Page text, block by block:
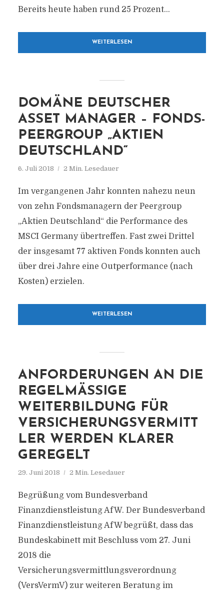
Bereits heute haben rund 25 Prozent...
WEITERLESEN
DOMÄNE DEUTSCHER
ASSET MANAGER – FONDS-
PEERGROUP „AKTIEN
DEUTSCHLAND“
6. Juli 2018 2 Min. Lesedauer
Im vergangenen Jahr konnten nahezu neun
von zehn Fondsmanagern der Peergroup
„Aktien Deutschland“ die Performance des
MSCI Germany übertreffen. Fast zwei Drittel
der insgesamt 77 aktiven Fonds konnten auch
über drei Jahre eine Outperformance (nach
Kosten) erzielen.
WEITERLESEN
ANFORDERUNGEN AN DIE
REGELMÄSSIGE W
EITERBILDUNG FÜR V
ERSICHERUNGSVERMITTL
ER WERDEN KLARER G
EREGELT
29. Juni 2018 2 Min. Lesedauer
Begrüßung vom Bundesverband
Finanzdienstleistung AfW. Der Bundesverband
Finanzdienstleistung AfW begrüßt, dass das
Bundeskabinett mit Beschluss vom 27. Juni
2018 die
Versicherungsvermittlungsverordnung
(VersVermV) zur weiteren Beratung im